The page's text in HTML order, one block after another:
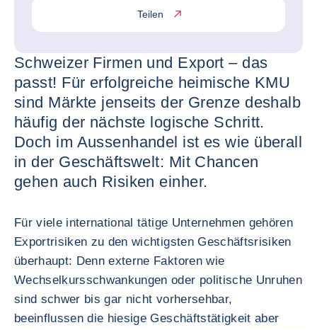
Teilen
Schweizer Firmen und Export – das
passt! Für erfolgreiche heimische KMU
sind Märkte jenseits der Grenze deshalb
häufig der nächste logische Schritt.
Doch im Aussenhandel ist es wie überall
in der Geschäftswelt: Mit Chancen
gehen auch Risiken einher.
Für viele international tätige Unternehmen gehören
Exportrisiken zu den wichtigsten Geschäftsrisiken
überhaupt: Denn externe Faktoren wie
Wechselkursschwankungen oder politische Unruhen
sind schwer bis gar nicht vorhersehbar,
beeinflussen die hiesige Geschäftstätigkeit aber